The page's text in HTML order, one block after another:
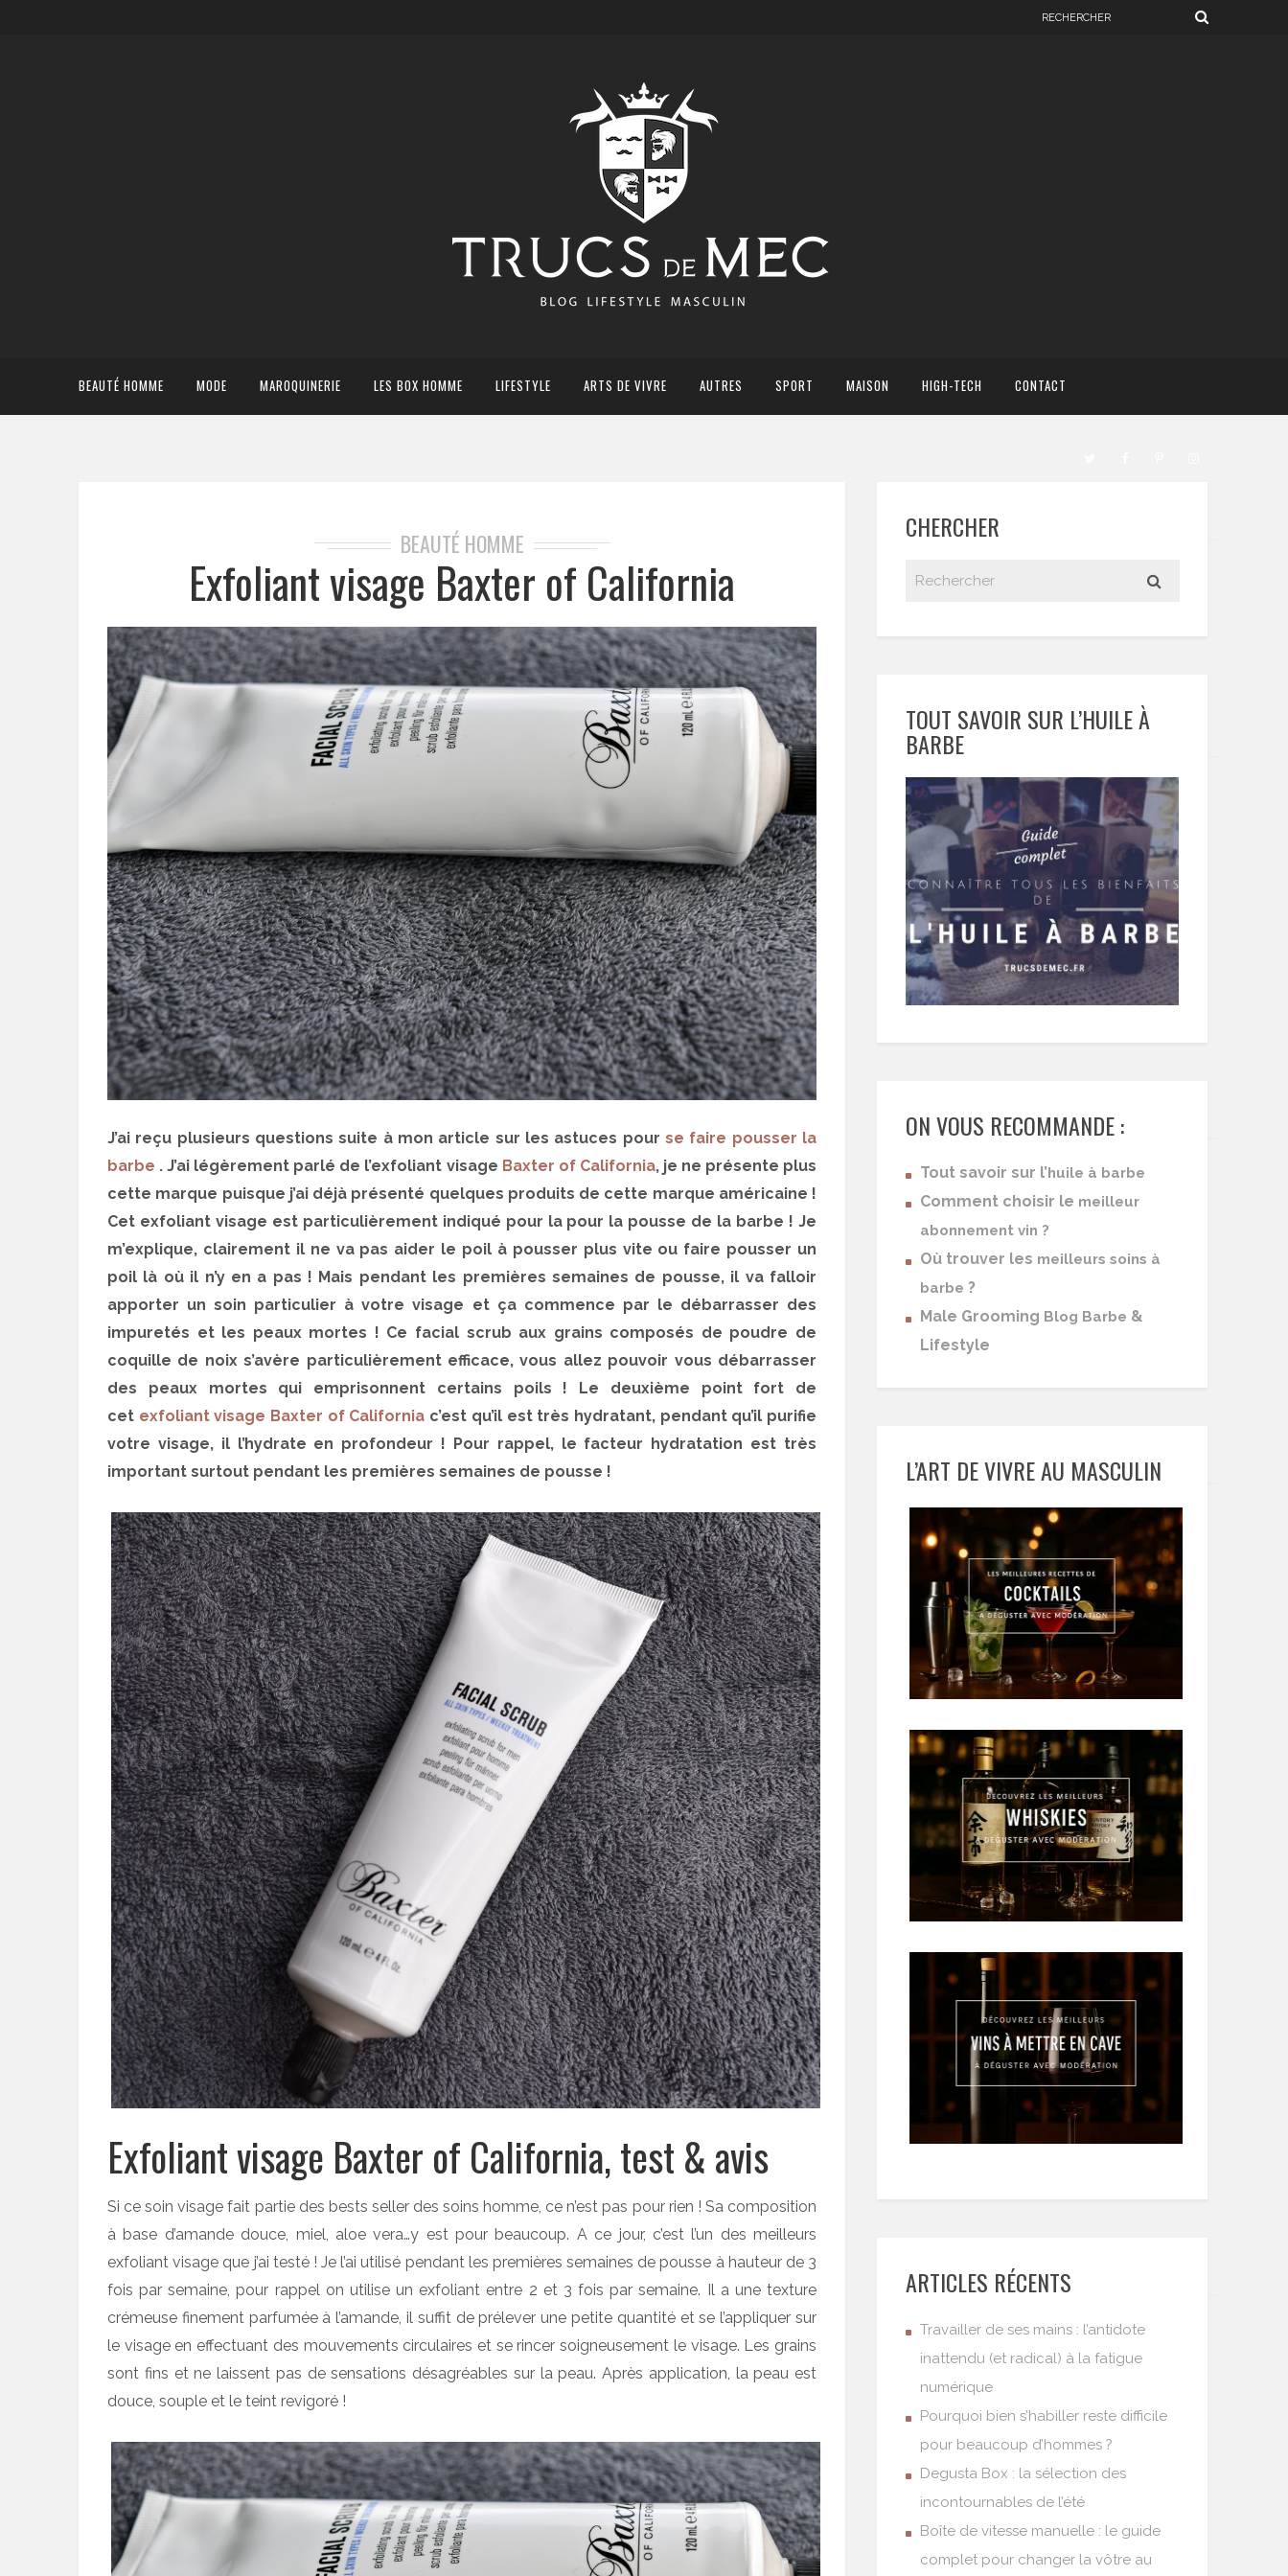
BEAUTÉ HOMME MODE MAROQUINERIE LES BOX HOMME LIFESTYLE ARTS DE VIVRE AUTRES SPORT MAISON HIGH-TECH CONTACT
BEAUTÉ HOMME
Exfoliant visage Baxter of California
J’ai reçu plusieurs questions suite à mon article sur les astuces pour se faire pousser la
barbe . J’ai légèrement parlé de l’exfoliant visage Baxter of California, je ne présente plus
cette marque puisque j’ai déjà présenté quelques produits de cette marque américaine !
Cet exfoliant visage est particulièrement indiqué pour la pour la pousse de la barbe ! Je
m’explique, clairement il ne va pas aider le poil à pousser plus vite ou faire pousser un
poil là où il n’y en a pas ! Mais pendant les premières semaines de pousse, il va falloir
apporter un soin particulier à votre visage et ça commence par le débarrasser des
impuretés et les peaux mortes ! Ce facial scrub aux grains composés de poudre de
coquille de noix s’avère particulièrement efficace, vous allez pouvoir vous débarrasser
des peaux mortes qui emprisonnent certains poils ! Le deuxième point fort de
cet exfoliant visage Baxter of California c’est qu’il est très hydratant, pendant qu’il purifie
votre visage, il l’hydrate en profondeur ! Pour rappel, le facteur hydratation est très
important surtout pendant les premières semaines de pousse !
Exfoliant visage Baxter of California, test & avis
Si ce soin visage fait partie des bests seller des soins homme, ce n’est pas pour rien ! Sa composition
à base d’amande douce, miel, aloe vera…y est pour beaucoup. A ce jour, c’est l’un des meilleurs
exfoliant visage que j’ai testé ! Je l’ai utilisé pendant les premières semaines de pousse à hauteur de 3
fois par semaine, pour rappel on utilise un exfoliant entre 2 et 3 fois par semaine. Il a une texture
crémeuse finement parfumée à l’amande, il suffit de prélever une petite quantité et se l’appliquer sur
le visage en effectuant des mouvements circulaires et se rincer soigneusement le visage. Les grains
sont fins et ne laissent pas de sensations désagréables sur la peau. Après application, la peau est
douce, souple et le teint revigoré !
CHERCHER
TOUT SAVOIR SUR L’HUILE À
BARBE
ON VOUS RECOMMANDE :
Tout savoir sur l’ huile à barbe
Comment choisir le meilleur
abonnement vin ?
Où trouver les meilleurs soins à
barbe ?
Male Grooming Blog Barbe &
Lifestyle
L’ART DE VIVRE AU MASCULIN
ARTICLES RÉCENTS
Travailler de ses mains : l’antidote
inattendu (et radical) à la fatigue
numérique
Pourquoi bien s’habiller reste difficile
pour beaucoup d’hommes ?
Degusta Box : la sélection des
incontournables de l’été
Boîte de vitesse manuelle : le guide
complet pour changer la vôtre au